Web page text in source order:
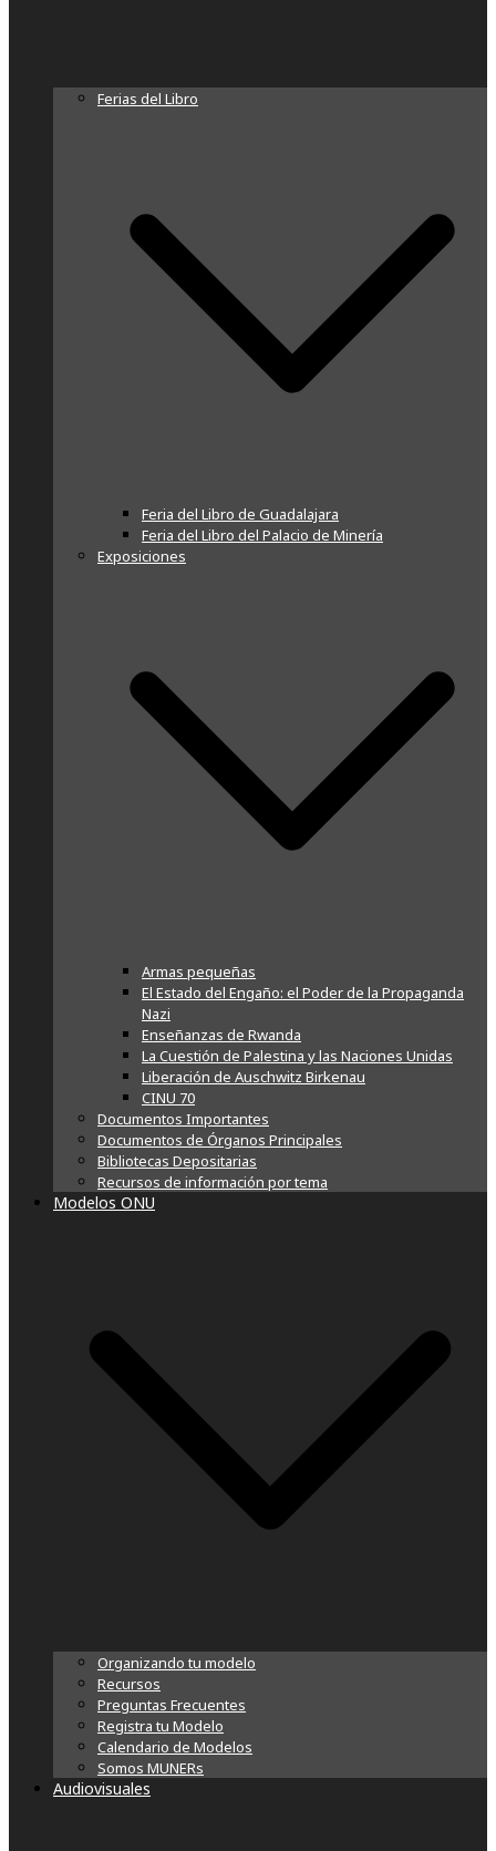
Ferias del Libro
Feria del Libro de Guadalajara
Feria del Libro del Palacio de Minería
Exposiciones
Armas pequeñas
El Estado del Engaño: el Poder de la Propaganda
Nazi
Enseñanzas de Rwanda
La Cuestión de Palestina y las Naciones Unidas
Liberación de Auschwitz Birkenau
CINU 70
Documentos Importantes
Documentos de Órganos Principales
Bibliotecas Depositarias
Recursos de información por tema
Modelos ONU
Organizando tu modelo
Recursos
Preguntas Frecuentes
Registra tu Modelo
Calendario de Modelos
Somos MUNERs
Audiovisuales